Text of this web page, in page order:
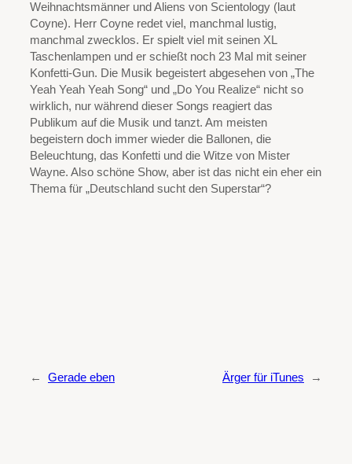
Weihnachtsmänner und Aliens von Scientology (laut
Coyne). Herr Coyne redet viel, manchmal lustig,
manchmal zwecklos. Er spielt viel mit seinen XL
Taschenlampen und er schießt noch 23 Mal mit seiner
Konfetti-Gun. Die Musik begeistert abgesehen von „The
Yeah Yeah Yeah Song“ und „Do You Realize“ nicht so
wirklich, nur während dieser Songs reagiert das
Publikum auf die Musik und tanzt. Am meisten
begeistern doch immer wieder die Ballonen, die
Beleuchtung, das Konfetti und die Witze von Mister
Wayne. Also schöne Show, aber ist das nicht ein eher ein
Thema für „Deutschland sucht den Superstar“?
← Gerade eben Ärger für iTunes →